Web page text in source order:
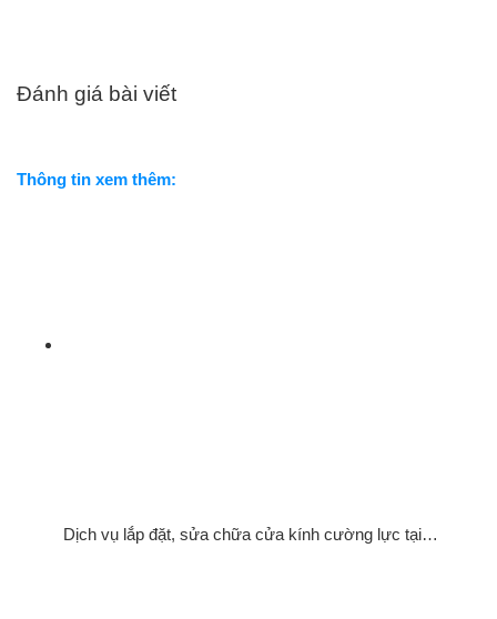
Đánh giá bài viết
Thông tin xem thêm:
Dịch vụ lắp đặt, sửa chữa cửa kính cường lực tại…